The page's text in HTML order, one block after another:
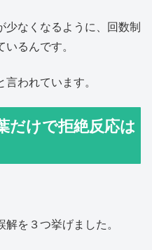
少なくなるように、回数制
るんです。
われています。
だけで拒絶反応は
を３つ挙げました。